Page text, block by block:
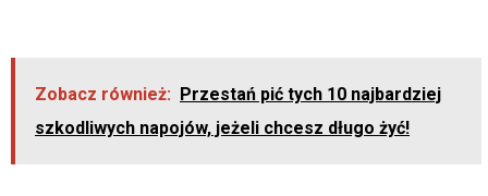
V
i
Zobacz również: Przestań pić tych 10 najbardziej
szkodliwych napojów, jeżeli chcesz długo żyć!